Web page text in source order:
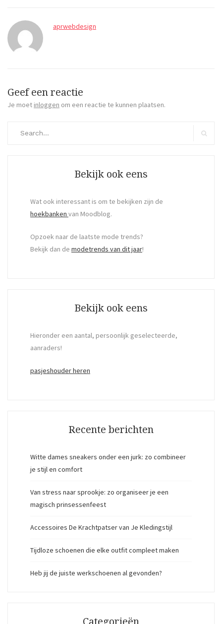
aprwebdesign
Geef een reactie
Je moet inloggen om een reactie te kunnen plaatsen.
Bekijk ook eens
Wat ook interessant is om te bekijken zijn de
hoekbanken van Moodblog.
Opzoek naar de laatste mode trends?
Bekijk dan de modetrends van dit jaar!
Bekijk ook eens
Hieronder een aantal, persoonlijk geselecteerde,
aanraders!
pasjeshouder heren
Recente berichten
Witte dames sneakers onder een jurk: zo combineer
je stijl en comfort
Van stress naar sprookje: zo organiseer je een
magisch prinsessenfeest
Accessoires De Krachtpatser van Je Kledingstijl
Tijdloze schoenen die elke outfit compleet maken
Heb jij de juiste werkschoenen al gevonden?